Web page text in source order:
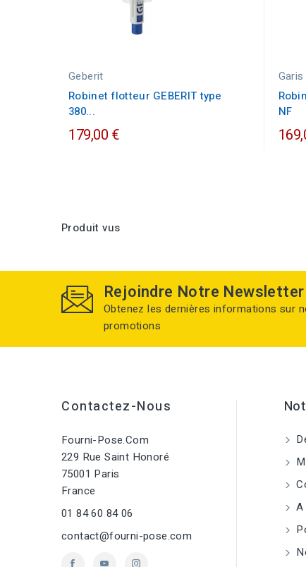
Geberit
Robinet flotteur GEBERIT type
380...
179,00 €
Garis
NF
Produit vus
Rejoindre Notre Newsletter
Obtenez les dernières informations sur
promotions
Contactez-Nous
Fourni-Pose.com
229 Rue Saint Honoré
75001 Paris
France
01 84 60 84 06
contact@fourni-pose.com